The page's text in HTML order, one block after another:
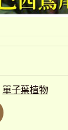
單子葉植物